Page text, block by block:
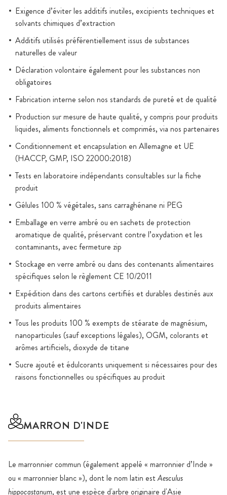
Exigence d’éviter les additifs inutiles, excipients techniques et
solvants chimiques d’extraction
Additifs utilisés préférentiellement issus de substances
naturelles de valeur
Déclaration volontaire également pour les substances non
obligatoires
Fabrication interne selon nos standards de pureté et de qualité
Production sur mesure de haute qualité, y compris pour produits
liquides, aliments fonctionnels et comprimés, via nos partenaires
Conditionnement et encapsulation en Allemagne et UE
(HACCP, GMP, ISO 22000:2018)
Tests en laboratoire indépendants consultables sur la fiche
produit
Gélules 100 % végétales, sans carraghénane ni PEG
Emballage en verre ambré ou en sachets de protection
aromatique de qualité, préservant contre l’oxydation et les
contaminants, avec fermeture zip
Stockage en verre ambré ou dans des contenants alimentaires
spécifiques selon le règlement CE 10/2011
Expédition dans des cartons certifiés et durables destinés aux
produits alimentaires
Tous les produits 100 % exempts de stéarate de magnésium,
nanoparticules (sauf exceptions légales), OGM, colorants et
arômes artificiels, dioxyde de titane
Sucre ajouté et édulcorants uniquement si nécessaires pour des
raisons fonctionnelles ou spécifiques au produit
MARRON D'INDE
Le marronnier commun (également appelé « marronnier d’Inde »
ou « marronnier blanc »), dont le nom latin estAesculus
hippocastanum, est une espèce d'arbre originaire d'Asie